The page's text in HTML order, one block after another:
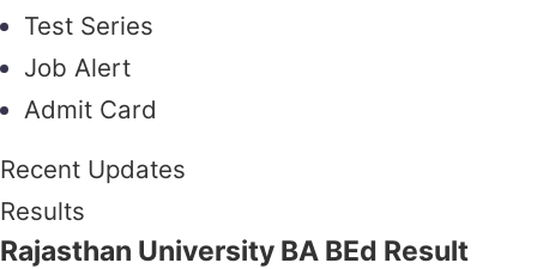
Test Series
Job Alert
Admit Card
Recent Updates
Results
Rajasthan University BA BEd Result